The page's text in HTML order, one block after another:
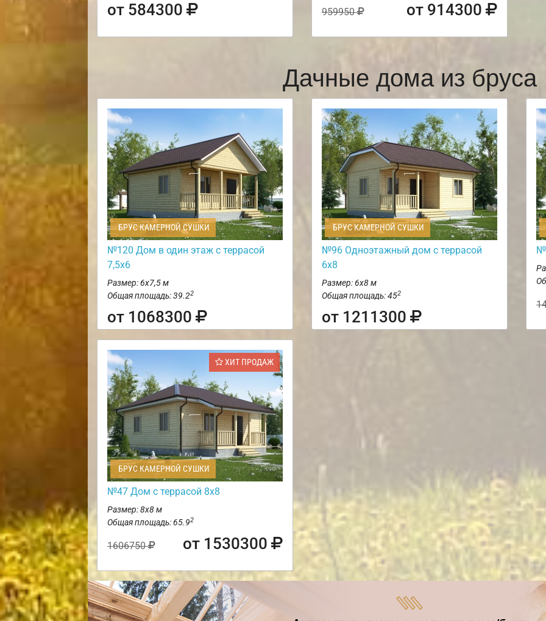
от 584300 959950 от 914300
Дачные дома из бруса
БРУС КАМЕРНОЙ СУШКИ
№120 Дом в один этаж с террасой
7,5х6
Размер: 6х7,5 м
Общая площадь: 39.22
от 1068300
БРУС КАМЕРНОЙ СУШКИ
№96 Одноэтажный дом с террасой
6х8
Размер: 6х8 м
Общая площадь: 452
от 1211300
ХИТ ПРОДАЖ
БРУС КАМЕРНОЙ СУШКИ
№47 Дом с террасой 8х8
Размер: 8х8 м
Общая площадь: 65.92
1606750 от 1530300